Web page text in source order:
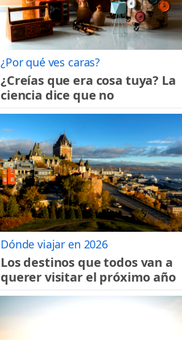
¿Por qué ves caras?
¿Creías que era cosa tuya? La
ciencia dice que no
Dónde viajar en 2026
Los destinos que todos van a
querer visitar el próximo año